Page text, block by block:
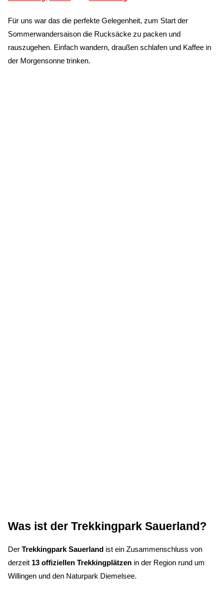
Für uns war das die perfekte Gelegenheit, zum Start der
Sommerwandersaison die Rucksäcke zu packen und
rauszugehen. Einfach wandern, draußen schlafen und Kaffee in
der Morgensonne trinken.
Was ist der Trekkingpark Sauerland?
DerTrekkingpark Sauerland ist ein Zusammenschluss von
derzeit 13 offiziellen Trekkingplätzen in der Region rund um
Willingen und den Naturpark Diemelsee.